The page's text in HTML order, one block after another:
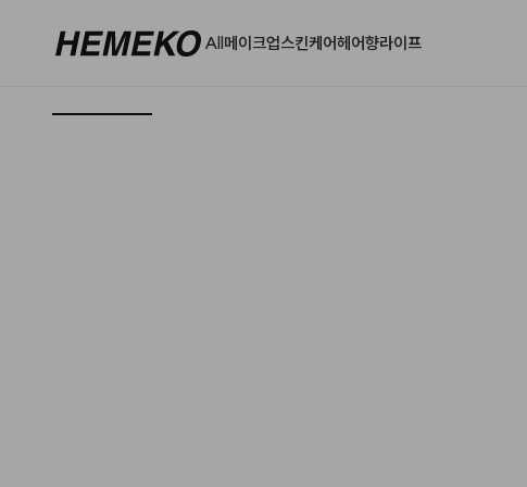
All메이크업스킨케어헤어향라이프